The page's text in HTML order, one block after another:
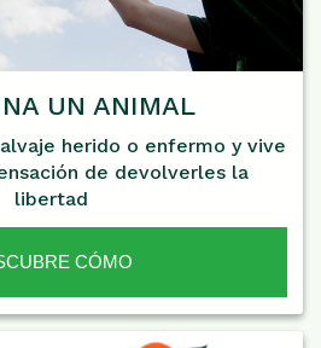
UN ANIMAL
herido o enfermo y vive
de devolverles la
libertad
CÓMO